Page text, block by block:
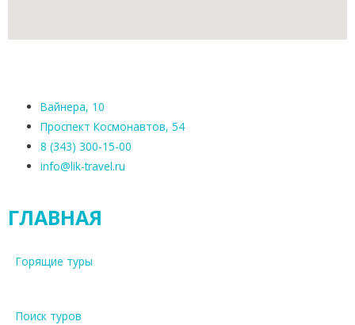
Вайнера, 10
Проспект Космонавтов, 54
8 (343) 300-15-00
info@lik-travel.ru
ГЛАВНАЯ
Горящие туры
Поиск туров